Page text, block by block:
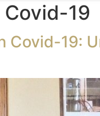
Covid-19
Covid-19: